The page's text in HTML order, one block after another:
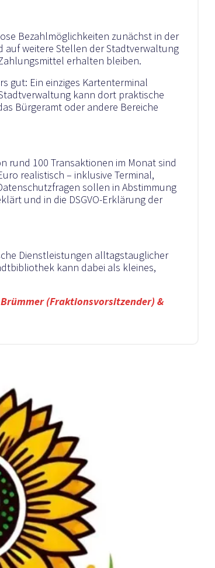
Bezahlmöglichkeiten zunächst in der
weitere Stellen der Stadtverwaltung
erhalten bleiben.
gut: Ein einziges Kartenterminal
kann dort praktische
Bürgeramt oder andere Bereiche
rund 100 Transaktionen im Monat sind
realistisch – inklusive Terminal,
sollen in Abstimmung
und in die DSGVO-Erklärung der
Dienstleistungen alltagstauglicher
kann dabei als kleines,
(Fraktionsvorsitzender) &